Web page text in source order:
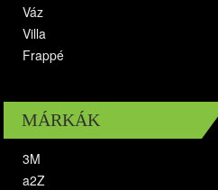
Váz
Villa
Frappé
MÁRKÁK
3M
a2Z